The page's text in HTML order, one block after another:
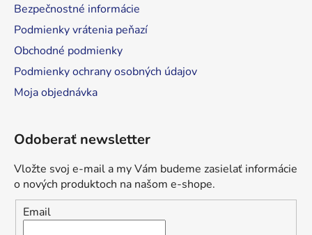
Bezpečnostné informácie
Podmienky vrátenia peňazí
Obchodné podmienky
Podmienky ochrany osobných údajov
Moja objednávka
Odoberať newsletter
Vložte svoj e-mail a my Vám budeme zasielať informácie
o nových produktoch na našom e-shope.
Email